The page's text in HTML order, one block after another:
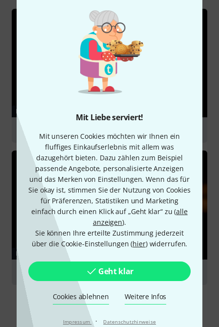
Mit Liebe serviert!
Mit unseren Cookies möchten wir Ihnen ein
fluffiges Einkaufserlebnis mit allem was
dazugehört bieten. Dazu zählen zum Beispiel
passende Angebote, personalisierte Anzeigen
und das Merken von Einstellungen. Wenn das für
Sie okay ist, stimmen Sie der Nutzung von Cookies
für Präferenzen, Statistiken und Marketing
einfach durch einen Klick auf „Geht klar“ zu (alle
anzeigen).
Sie können Ihre erteilte Zustimmung jederzeit
über die Cookie-Einstellungen (hier) widerrufen.
Geht klar
Cookies ablehnen Weitere Infos
Impressum · Datenschutzhinweise
RATGEBER
Klarinetten
RATGEBER
Mundstücke für Holzblasinstrumente